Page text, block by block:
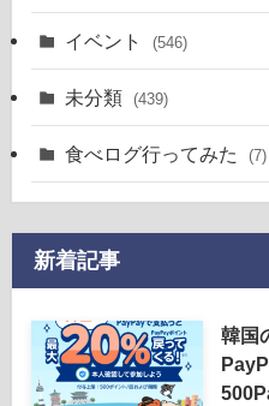
イベント (546)
未分類 (439)
食べログ行ってみた (7)
新着記事
韓国